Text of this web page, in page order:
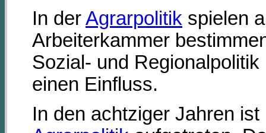
In derAgrarpolitik spielen
Arbeiterkammer
Sozial- und
einen Einfluss.
In den achtziger Jahren